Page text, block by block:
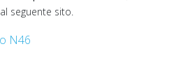
seguente sito.
N46